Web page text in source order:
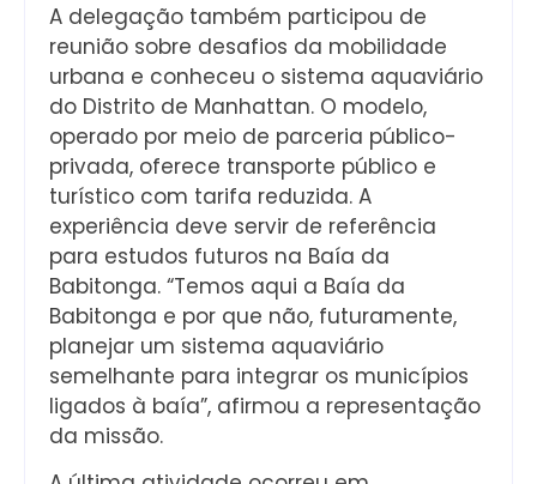
A delegação também participou de
reunião sobre desafios da mobilidade
urbana e conheceu o sistema aquaviário
do Distrito de Manhattan. O modelo,
operado por meio de parceria público-
privada, oferece transporte público e
turístico com tarifa reduzida. A
experiência deve servir de referência
para estudos futuros na Baía da
Babitonga. “Temos aqui a Baía da
Babitonga e por que não, futuramente,
planejar um sistema aquaviário
semelhante para integrar os municípios
ligados à baía”, afirmou a representação
da missão.